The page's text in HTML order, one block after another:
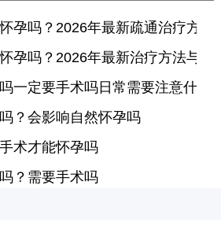
孕吗？2026年最新疏通治疗方法
孕吗？2026年最新治疗方法与检
一定要手术吗日常需要注意什么
？会影响自然怀孕吗
术才能怀孕吗
？需要手术吗